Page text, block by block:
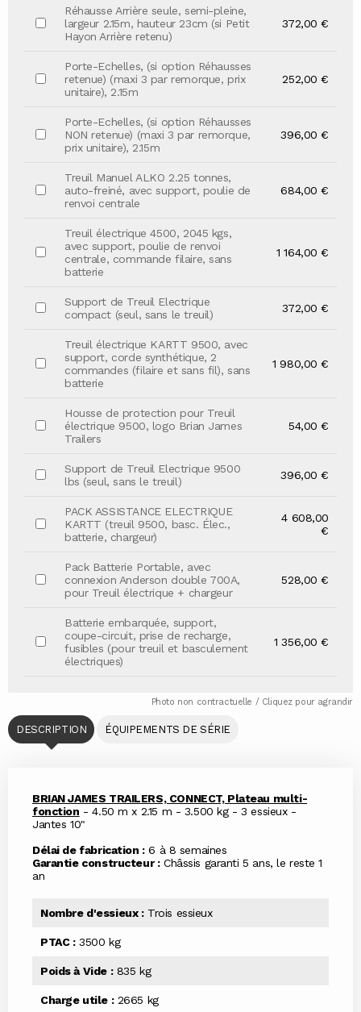
Réhausse Arrière seule, semi-pleine,
largeur 2.15m, hauteur 23cm (si Petit
Hayon Arrière retenu)
372,00 €
Porte-Echelles, (si option Réhausses
retenue) (maxi 3 par remorque, prix
unitaire), 2.15m
252,00 €
Porte-Echelles, (si option Réhausses
NON retenue) (maxi 3 par remorque,
prix unitaire), 2.15m
396,00 €
Treuil Manuel ALKO 2.25 tonnes,
auto-freiné, avec support, poulie de
renvoi centrale
684,00 €
Treuil électrique 4500, 2045 kgs,
avec support, poulie de renvoi
centrale, commande filaire, sans
batterie
1 164,00 €
Support de Treuil Electrique
compact (seul, sans le treuil)
372,00 €
Treuil électrique KARTT 9500, avec
support, corde synthétique, 2
commandes (filaire et sans fil), sans
batterie
1 980,00 €
Housse de protection pour Treuil
électrique 9500, logo Brian James
Trailers
54,00 €
Support de Treuil Electrique 9500
lbs (seul, sans le treuil)
396,00 €
PACK ASSISTANCE ELECTRIQUE
KARTT (treuil 9500, basc. Élec.,
batterie, chargeur)
4 608,00
€
Pack Batterie Portable, avec
connexion Anderson double 700A,
pour Treuil électrique + chargeur
528,00 €
Batterie embarquée, support,
coupe-circuit, prise de recharge,
fusibles (pour treuil et basculement
électriques)
1 356,00 €
Photo non contractuelle / Cliquez pour agrandir
DESCRIPTION ÉQUIPEMENTS DE SÉRIE
BRIAN JAMES TRAILERS, CONNECT, Plateau multi-
fonction - 4.50 m x 2.15 m - 3.500 kg - 3 essieux -
Jantes 10"
Délai de fabrication :6 à 8 semaines
Garantie constructeur :Châssis garanti 5 ans, le reste 1
an
Nombre d'essieux :Trois essieux
PTAC :3500 kg
Poids à Vide :835 kg
Charge utile :2665 kg